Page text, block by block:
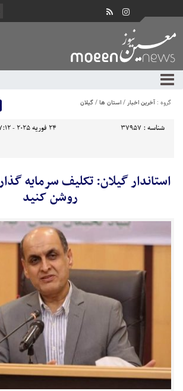
گروه : آخرین اخبار/استان ها/گیلان
شناسه : 37957 24 فوریه 2025 - 7:12
استاندار گیلان: تکلیف سرمایه
روشن کنید